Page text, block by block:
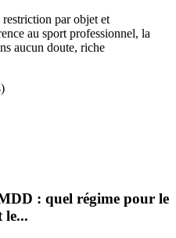
par objet et
au sport professionnel, la
aucun doute, riche
: quel régime pour le
le...